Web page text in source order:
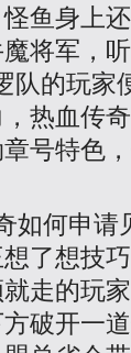
鱼身上
将军，
队的玩
热血传
号特色
如何申请
了想技
走的玩
破开一